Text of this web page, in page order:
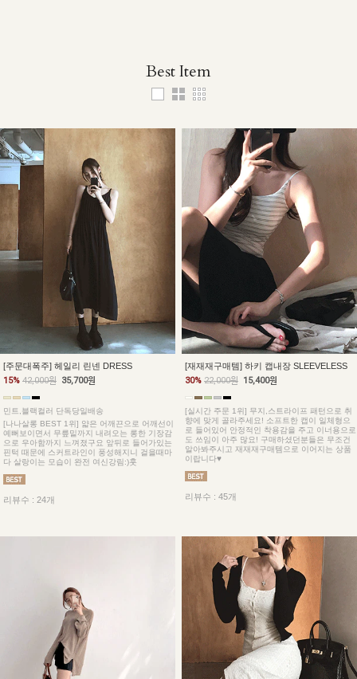
Best Item
[주문대폭주] 헤일리 린넨 DRESS
15% 42,000원 35,700원
민트,블랙컬러 단독당일배송
[나나살롱 BEST 1위] 얇은 어깨끈으로 어깨선이
예뻐보이면서 무릎밑까지 내려오는 롱한 기장감
으로 우아함까지 느껴졌구요 앞뒤로 들어가있는
핀턱 때문에 스커트라인이 풍성해지니 걸을때마
다 살랑이는 모습이 완전 여신강림:)훗
리뷰수 : 24개
[재재재구매템] 하키 캡내장 SLEEVELESS
30% 22,000원 15,400원
[실시간 주문 1위] 무지,스트라이프 패턴으로 취
향에 맞게 골라주세요! 소프트한 캡이 일체형으
로 들어있어 안정적인 착용감을 주고 이너용으로
도 쓰임이 아주 많요! 구매하셨던분들은 무조건
알아봐주시고 재재재구매템으로 이어지는 상품
이랍니다♥
리뷰수 : 45개